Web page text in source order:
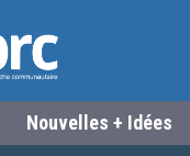
Nouvelles + Idées